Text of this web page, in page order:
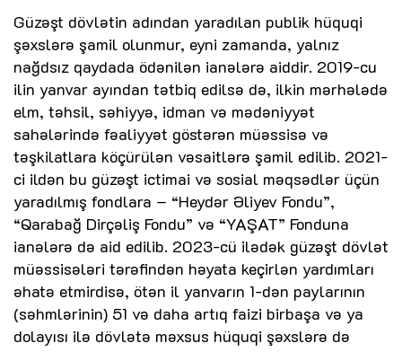
Güzəşt dövlətin adından yaradılan publik hüquqi
şəxslərə şamil olunmur, eyni zamanda, yalnız
nağdsız qaydada ödənilən ianələrə aiddir. 2019-cu
ilin yanvar ayından tətbiq edilsə də, ilkin mərhələdə
elm, təhsil, səhiyyə, idman və mədəniyyət
sahələrində fəaliyyət göstərən müəssisə və
təşkilatlara köçürülən vəsaitlərə şamil edilib. 2021-
ci ildən bu güzəşt ictimai və sosial məqsədlər üçün
yaradılmış fondlara – “Heydər Əliyev Fondu”,
“Qarabağ Dirçəliş Fondu” və “YAŞAT” Fonduna
ianələrə də aid edilib. 2023-cü ilədək güzəşt dövlət
müəssisələri tərəfindən həyata keçirlən yardımları
əhatə etmirdisə, ötən il yanvarın 1-dən paylarının
(səhmlərinin) 51 və daha artıq faizi birbaşa və ya
dolayısı ilə dövlətə məxsus hüquqi şəxslərə də